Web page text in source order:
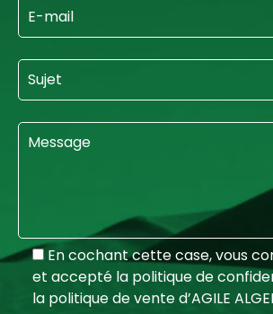
En cochant cette case, vous
et accepté la politique de
la politique de vente d’AGILE